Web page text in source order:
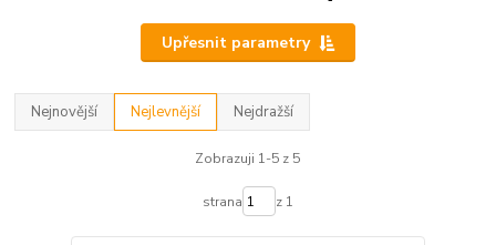
Upřesnit parametry
Nejnovější Nejlevnější Nejdražší
Zobrazuji 1-5 z 5
strana z 1